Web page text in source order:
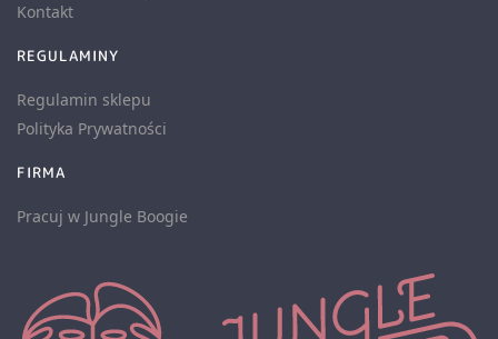
Kontakt
REGULAMINY
Regulamin sklepu
Polityka Prywatności
FIRMA
Pracuj w Jungle Boogie